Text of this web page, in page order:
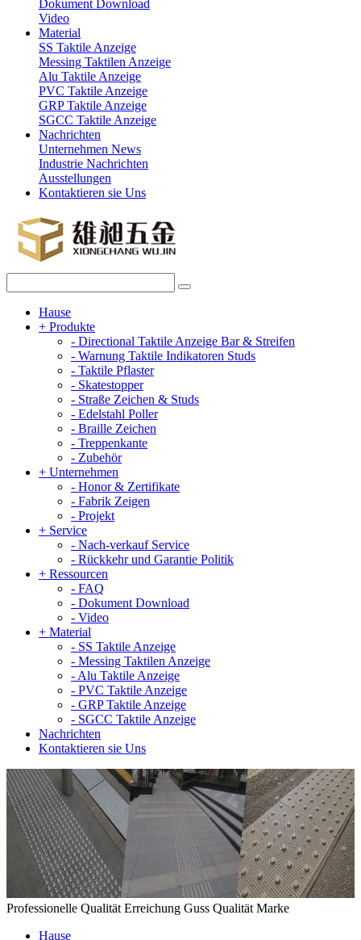
Dokument Download
Video
Material
SS Taktile Anzeige
Messing Taktilen Anzeige
Alu Taktile Anzeige
PVC Taktile Anzeige
GRP Taktile Anzeige
SGCC Taktile Anzeige
Nachrichten
Unternehmen News
Industrie Nachrichten
Ausstellungen
Kontaktieren sie Uns
Hause
+ Produkte
- Directional Taktile Anzeige Bar & Streifen
- Warnung Taktile Indikatoren Studs
- Taktile Pflaster
- Skatestopper
- Straße Zeichen & Studs
- Edelstahl Poller
- Braille Zeichen
- Treppenkante
- Zubehör
+ Unternehmen
- Honor & Zertifikate
- Fabrik Zeigen
- Projekt
+ Service
- Nach-verkauf Service
- Rückkehr und Garantie Politik
+ Ressourcen
- FAQ
- Dokument Download
- Video
+ Material
- SS Taktile Anzeige
- Messing Taktilen Anzeige
- Alu Taktile Anzeige
- PVC Taktile Anzeige
- GRP Taktile Anzeige
- SGCC Taktile Anzeige
Nachrichten
Kontaktieren sie Uns
Professionelle Qualität Erreichung Guss Qualität Marke
Hause